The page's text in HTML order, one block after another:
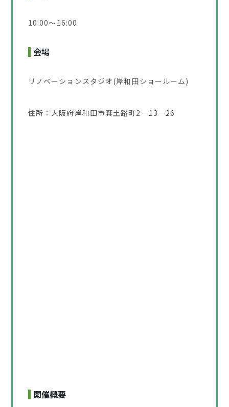
10:00～16:00
会場
リノベーションスタジオ(岸和田ショールーム)
住所：大阪府岸和田市箕土路町2－13－26
開催概要